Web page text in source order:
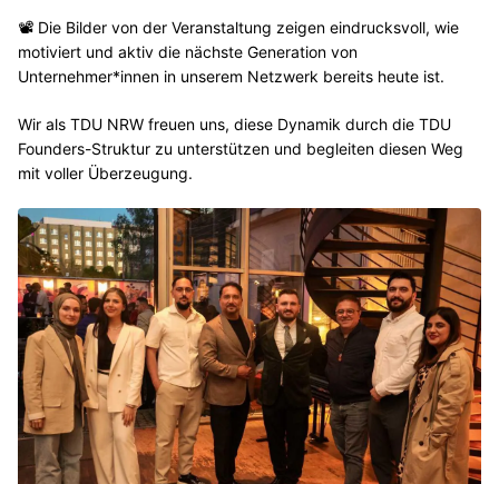
📽️ Die Bilder von der Veranstaltung zeigen eindrucksvoll, wie
motiviert und aktiv die nächste Generation von
Unternehmer*innen in unserem Netzwerk bereits heute ist.
Wir als TDU NRW freuen uns, diese Dynamik durch die TDU
Founders-Struktur zu unterstützen und begleiten diesen Weg
mit voller Überzeugung.